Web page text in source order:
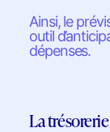
Ainsi, le
outil
dépenses.
La